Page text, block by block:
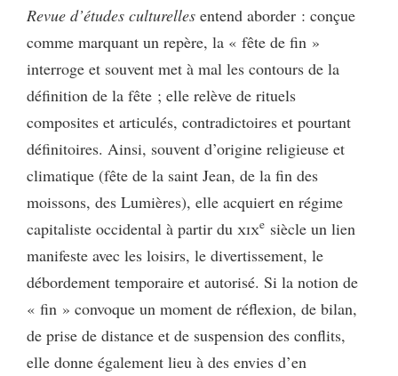
Revue d’études culturelles entend aborder : conçue
comme marquant un repère, la « fête de fin »
interroge et souvent met à mal les contours de la
définition de la fête ; elle relève de rituels
composites et articulés, contradictoires et pourtant
définitoires. Ainsi, souvent d’origine religieuse et
climatique (fête de la saint Jean, de la fin des
moissons, des Lumières), elle acquiert en régime
capitaliste occidental à partir du xixe siècle un lien
manifeste avec les loisirs, le divertissement, le
débordement temporaire et autorisé. Si la notion de
« fin » convoque un moment de réflexion, de bilan,
de prise de distance et de suspension des conflits,
elle donne également lieu à des envies d’en